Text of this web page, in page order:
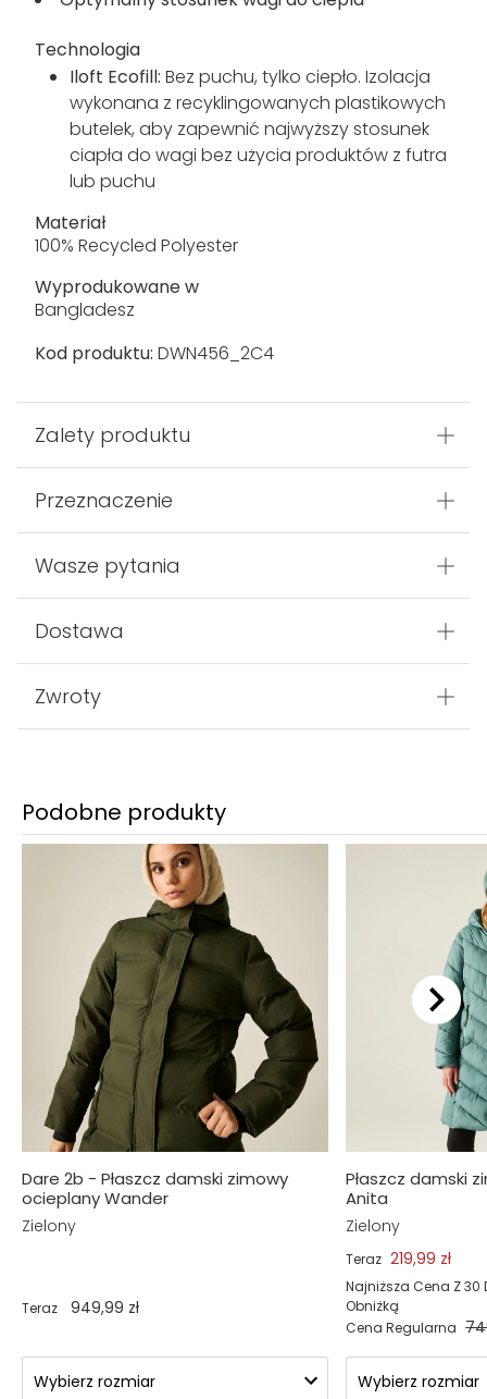
Technologia
Iloft Ecofill: Bez puchu, tylko ciepło. Izolacja
wykonana z recyklingowanych plastikowych
butelek, aby zapewnić najwyższy stosunek
ciapła do wagi bez użycia produktów z futra
lub puchu
Materiał
100% Recycled Polyester
Wyprodukowane w
Bangladesz
Kod produktu: DWN456_2C4
Zalety produktu
Przeznaczenie
Wasze pytania
Dostawa
Zwroty
Podobne produkty
Dare 2b - Płaszcz damski zimowy
ocieplany Wander
Zielony
Teraz 949,99 zł
Płaszcz damski
Anita
Zielony
Teraz 219,99 zł
Najniższa Cena Z 30
Obniżką
Cena Regularna